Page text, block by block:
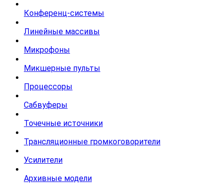
Конференц-системы
Линейные массивы
Микрофоны
Микшерные пульты
Процессоры
Сабвуферы
Точечные источники
Трансляционные громкоговорители
Усилители
Архивные модели